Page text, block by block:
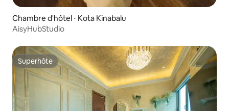
Chambre d'hôtel ⋅ Kota Kinabalu
AisyHubStudio
Superhôte
Superhôte